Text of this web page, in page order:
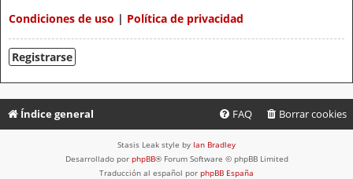
Condiciones de uso | Política de privacidad
Registrarse
Índice general Borrar cookies
FAQ
Stasis Leak style by Ian Bradley
Desarrollado por phpBB® Forum Software © phpBB Limited
Traducción al español por phpBB España